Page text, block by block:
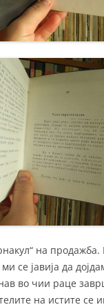
на
се јавија да
во чии раце
на истите се